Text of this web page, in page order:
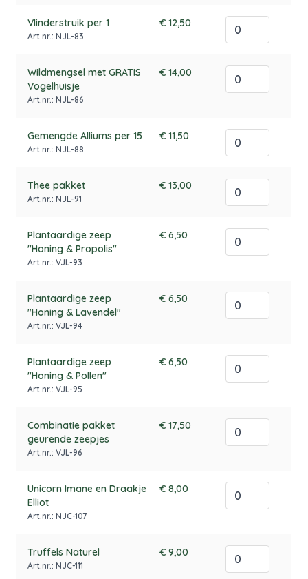
Vlinderstruik per 1
Art.nr.: NJL-83
€ 12,50
Wildmengsel met GRATIS
Vogelhuisje
Art.nr.: NJL-86
€ 14,00
Gemengde Alliums per 15
Art.nr.: NJL-88
€ 11,50
Thee pakket
Art.nr.: NJL-91
€ 13,00
Plantaardige zeep
"Honing & Propolis"
Art.nr.: VJL-93
€ 6,50
Plantaardige zeep
"Honing & Lavendel"
Art.nr.: VJL-94
€ 6,50
Plantaardige zeep
"Honing & Pollen"
Art.nr.: VJL-95
€ 6,50
Combinatie pakket
geurende zeepjes
Art.nr.: VJL-96
€ 17,50
Unicorn Imane en Draakje
Elliot
Art.nr.: NJC-107
€ 8,00
Truffels Naturel
Art.nr.: NJC-111
€ 9,00